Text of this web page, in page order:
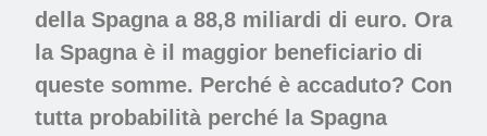
della Spagna a 88,8 miliardi di euro. Ora
la Spagna è il maggior beneficiario di
queste somme. Perché è accaduto? Con
tutta probabilità perché la Spagna